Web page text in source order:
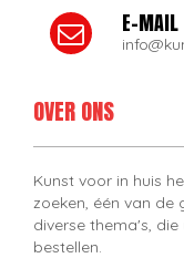
E-MAIL
OVER ONS
Kunst voor in huis
zoeken, één van de
diverse thema's,
bestellen.